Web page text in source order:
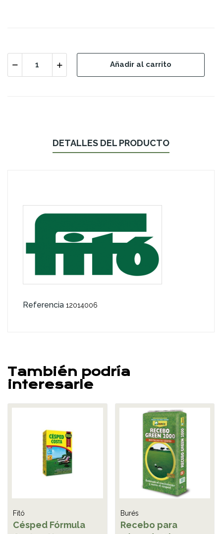
Añadir al carrito
DETALLES DEL PRODUCTO
Referencia 12014006
También podría
interesarle
Fitó
Césped Fórmula
Burés
Recebo para